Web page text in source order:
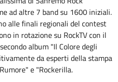
ad altre 7 band su 1600 iniziali.
alle finali regionali del contest
in rotazione su RockTV con il
album "Il Colore degli
da esperti della stampa
e "Rockerilla.